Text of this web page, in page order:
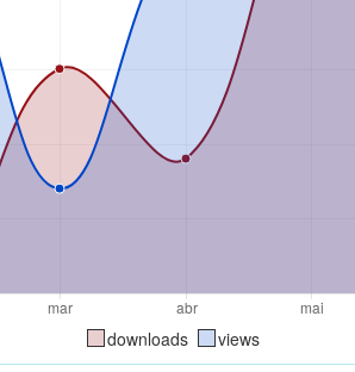
downloads views